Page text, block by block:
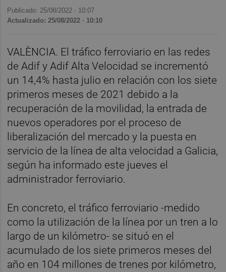
Publicado: 25/08/2022 · 10:07
Actualizado: 25/08/2022 · 10:10
VALÈNCIA. El tráfico ferroviario en las redes
de Adif y Adif Alta Velocidad se incrementó
un 14,4% hasta julio en relación con los siete
primeros meses de 2021 debido a la
recuperación de la movilidad, la entrada de
nuevos operadores por el proceso de
liberalización del mercado y la puesta en
servicio de la línea de alta velocidad a Galicia,
según ha informado este jueves el
administrador ferroviario.
En concreto, el tráfico ferroviario -medido
como la utilización de la línea por un tren a lo
largo de un kilómetro- se situó en el
acumulado de los siete primeros meses del
año en 104 millones de trenes por kilómetro,